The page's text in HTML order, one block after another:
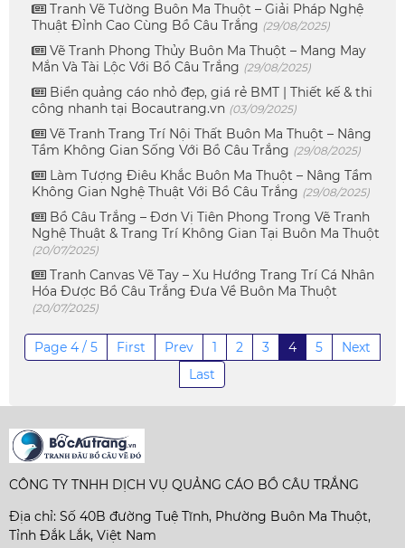
Tranh Vẽ Tường Buôn Ma Thuột – Giải Pháp Nghệ
Thuật Đỉnh Cao Cùng Bồ Câu Trắng (29/08/2025)
Vẽ Tranh Phong Thủy Buôn Ma Thuột – Mang May
Mắn Và Tài Lộc Với Bồ Câu Trắng (29/08/2025)
Biển quảng cáo nhỏ đẹp, giá rẻ BMT | Thiết kế & thi
công nhanh tại Bocautrang.vn (03/09/2025)
Vẽ Tranh Trang Trí Nội Thất Buôn Ma Thuột – Nâng
Tầm Không Gian Sống Với Bồ Câu Trắng (29/08/2025)
Làm Tượng Điêu Khắc Buôn Ma Thuột – Nâng Tầm
Không Gian Nghệ Thuật Với Bồ Câu Trắng (29/08/2025)
Bồ Câu Trắng – Đơn Vị Tiên Phong Trong Vẽ Tranh
Nghệ Thuật & Trang Trí Không Gian Tại Buôn Ma Thuột
(20/07/2025)
Tranh Canvas Vẽ Tay – Xu Hướng Trang Trí Cá Nhân
Hóa Được Bồ Câu Trắng Đưa Về Buôn Ma Thuột
(20/07/2025)
Page 4 / 5 First Prev 1 2 3 4 5
Next
Last
CÔNG TY TNHH DỊCH VỤ QUẢNG CÁO BỒ CÂU TRẮNG
Địa chỉ: Số 40B đường Tuệ Tĩnh, Phường Buôn Ma Thuột,
Tỉnh Đắk Lắk, Việt Nam